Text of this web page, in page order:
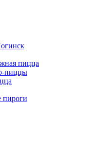
пицца
пиццы
пироги